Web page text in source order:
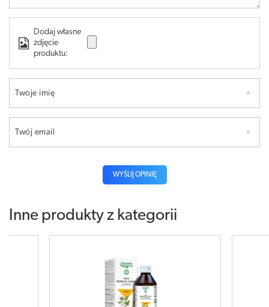
Dodaj własne
zdjęcie
produktu:
Twoje imię
Twój email
WYŚLIJ OPINIĘ
Inne produkty z kategorii